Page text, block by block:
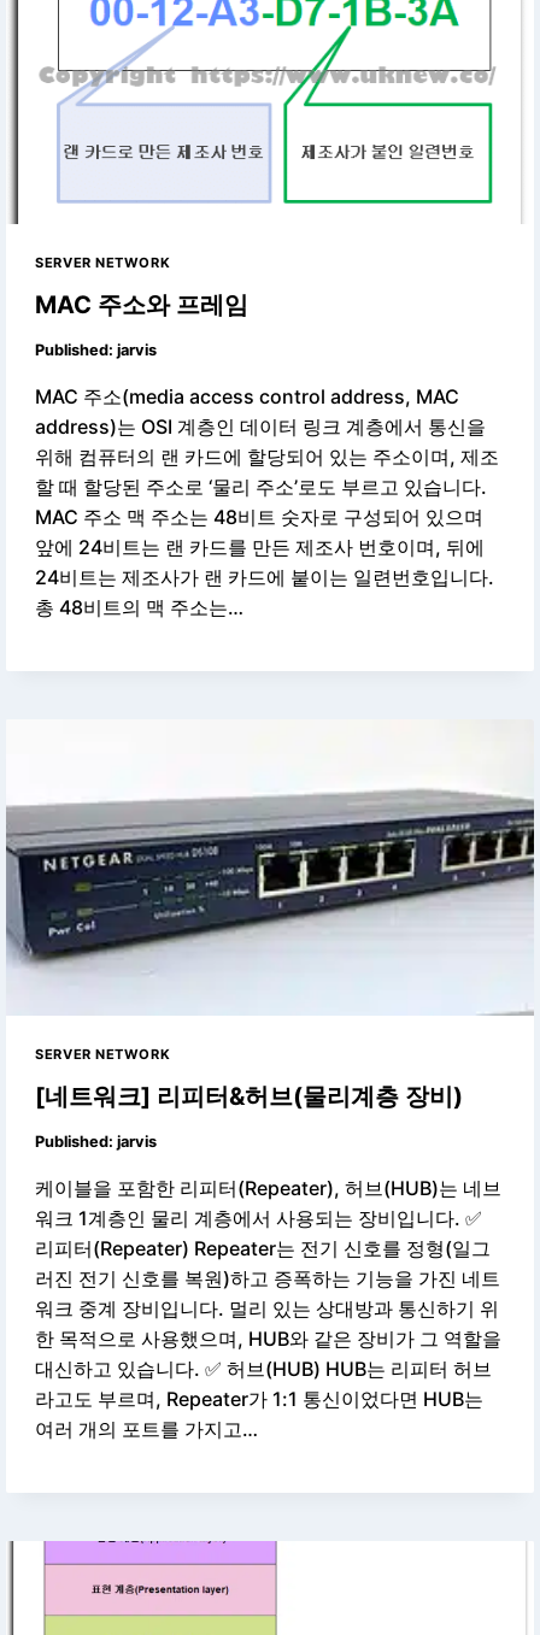
SERVER NETWORK
MAC 주소와 프레임
Published: jarvis
MAC 주소(media access control address, MAC
address)는 OSI 계층인 데이터 링크 계층에서 통신을
위해 컴퓨터의 랜 카드에 할당되어 있는 주소이며, 제조
할 때 할당된 주소로 ‘물리 주소’로도 부르고 있습니다.
MAC 주소 맥 주소는 48비트 숫자로 구성되어 있으며
앞에 24비트는 랜 카드를 만든 제조사 번호이며, 뒤에
24비트는 제조사가 랜 카드에 붙이는 일련번호입니다.
총 48비트의 맥 주소는…
SERVER NETWORK
[네트워크] 리피터&허브(물리계층 장비)
Published: jarvis
케이블을 포함한 리피터(Repeater), 허브(HUB)는 네브
워크 1계층인 물리 계층에서 사용되는 장비입니다. ✅
리피터(Repeater) Repeater는 전기 신호를 정형(일그
러진 전기 신호를 복원)하고 증폭하는 기능을 가진 네트
워크 중계 장비입니다. 멀리 있는 상대방과 통신하기 위
한 목적으로 사용했으며, HUB와 같은 장비가 그 역할을
대신하고 있습니다. ✅ 허브(HUB) HUB는 리피터 허브
라고도 부르며, Repeater가 1:1 통신이었다면 HUB는
여러 개의 포트를 가지고…